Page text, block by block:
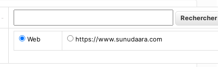
Web https://www.sunudaara.com